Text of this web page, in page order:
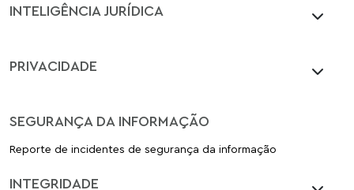
INTELIGÊNCIA JURÍDICA
PRIVACIDADE
SEGURANÇA DA INFORMAÇÃO
Reporte de incidentes de segurança da informação
INTEGRIDADE